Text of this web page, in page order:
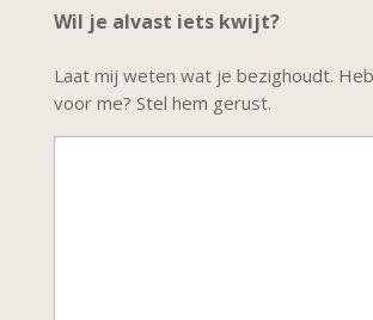
Wil je alvast iets kwijt?
Laat mij weten wat je bezighoudt.
voor me? Stel hem gerust.